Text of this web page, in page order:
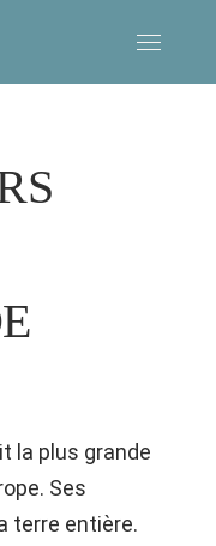
la plus grande
Ses
terre entière.